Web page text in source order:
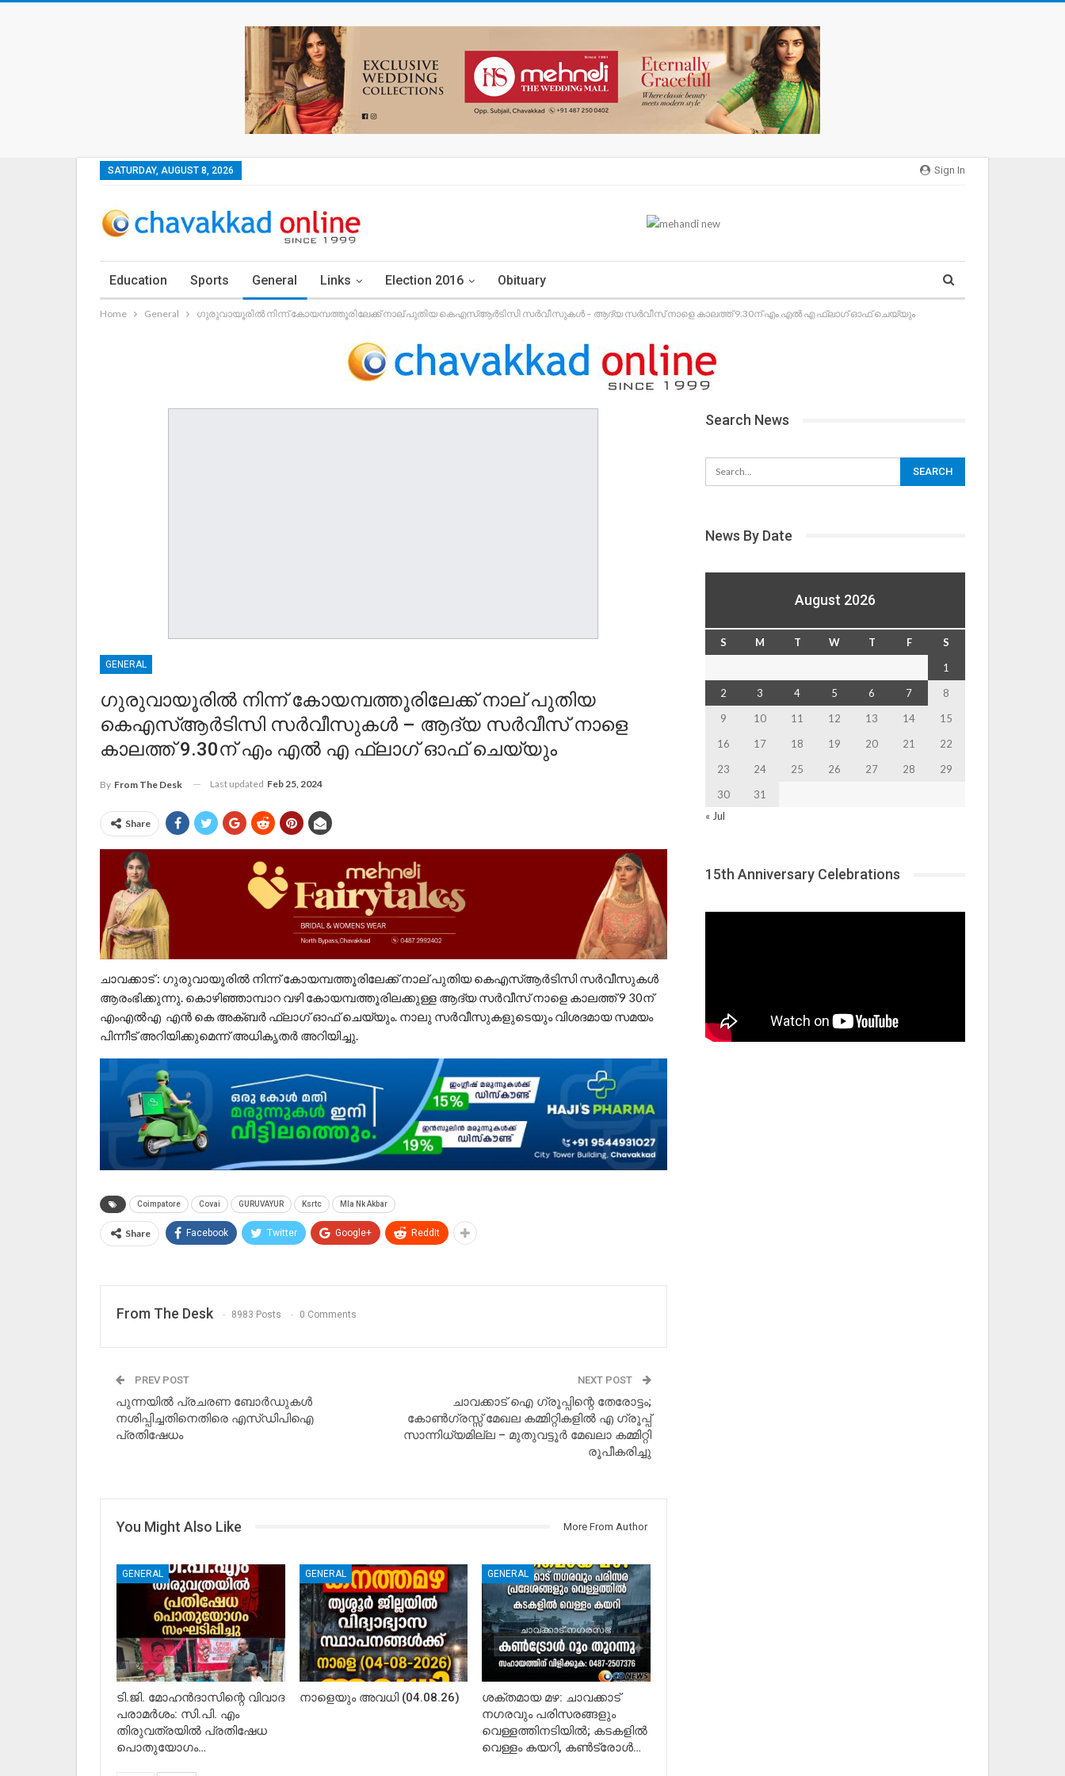
Sign In
SATURDAY, AUGUST 8, 2026
Education Sports General Links Election 2016 Obituary
Home General ഗുരുവായൂരിൽ നിന്ന് കോയമ്പത്തൂരിലേക്ക് നാല് പുതിയ കെഎസ്ആർടിസി സർവീസുകൾ – ആദ്യ സർവീസ് നാളെ കാലത്ത് 9.30ന് എം എൽ എ ഫ്ലാഗ് ഓഫ് ചെയ്യും
GENERAL
ഗുരുവായൂരിൽ നിന്ന് കോയമ്പത്തൂരിലേക്ക് നാല് പുതിയ
കെഎസ്ആർടിസി സർവീസുകൾ – ആദ്യ സർവീസ് നാളെ
കാലത്ത് 9.30ന് എം എൽ എ ഫ്ലാഗ് ഓഫ് ചെയ്യും
By From The Desk Last updated Feb 25, 2024
Share
ചാവക്കാട് : ഗുരുവായൂരിൽ നിന്ന് കോയമ്പത്തൂരിലേക്ക് നാല് പുതിയ കെഎസ്ആർടിസി സർവീസുകൾ
ആരംഭിക്കുന്നു. കൊഴിഞ്ഞാമ്പാറ വഴി കോയമ്പത്തൂരിലക്കുള്ള ആദ്യ സർവീസ് നാളെ കാലത്ത് 9 30ന്
എംഎൽഎ എൻ കെ അക്ബർ ഫ്ലാഗ് ഓഫ് ചെയ്യും. നാലു സർവീസുകളുടെയും വിശദമായ സമയം
പിന്നീട് അറിയിക്കുമെന്ന് അധികൃതർ അറിയിച്ചു.
Coimpatore Covai GURUVAYUR Ksrtc Mla Nk Akbar
Share Facebook Twitter Google+ ReddIt
From The Desk 8983 Posts 0 Comments
PREV POST
പുന്നയിൽ പ്രചരണ ബോർഡുകൾ
നശിപ്പിച്ചതിനെതിരെ എസ്ഡിപിഐ
പ്രതിഷേധം
NEXT POST
ചാവക്കാട് ഐ ഗ്രൂപ്പിന്റെ തേരോട്ടം;
കോൺഗ്രസ്സ് മേഖല കമ്മിറ്റികളിൽ എ ഗ്രൂപ്പ്‌
സാന്നിധ്യമില്ല – മുതുവട്ടൂർ മേഖലാ കമ്മിറ്റി
രൂപീകരിച്ചു
You Might Also Like More From Author
GENERAL
ടി.ജി. മോഹൻദാസിന്റെ വിവാദ
പരാമർശം: സി.പി. എം
തിരുവത്രയിൽ പ്രതിഷേധ
പൊതുയോഗം…
GENERAL
നാളെയും അവധി (04.08.26)
GENERAL
ശക്തമായ മഴ: ചാവക്കാട്
നഗരവും പരിസരങ്ങളും
വെള്ളത്തിനടിയിൽ; കടകളിൽ
വെള്ളം കയറി, കൺട്രോൾ…
Search News
News By Date
August 2026
S M T W T F
S
1
2
3 4 5 6 7
8
9
10 11 12 13 14
15
16
17 18 19 20 21
22
23
24 25 26 27 28
29
30
31
« Jul
15th Anniversary Celebrations